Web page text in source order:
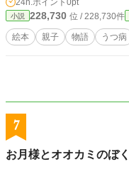
24h.ポイント 0pt
小説 228,730 位 / 228,730件
絵本 親子 物語 うつ病
7
お月様とオオカミのぼく